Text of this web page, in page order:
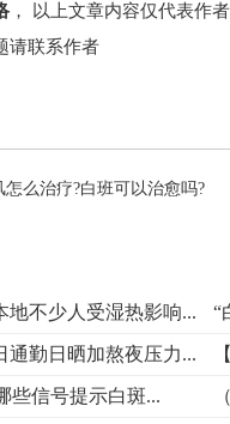
， 以上文章内容仅代表作
请联系作者
么治疗?白班可以治愈吗?
地不少人受湿热影响... “
通勤日晒加熬夜压力...
些信号提示白斑...